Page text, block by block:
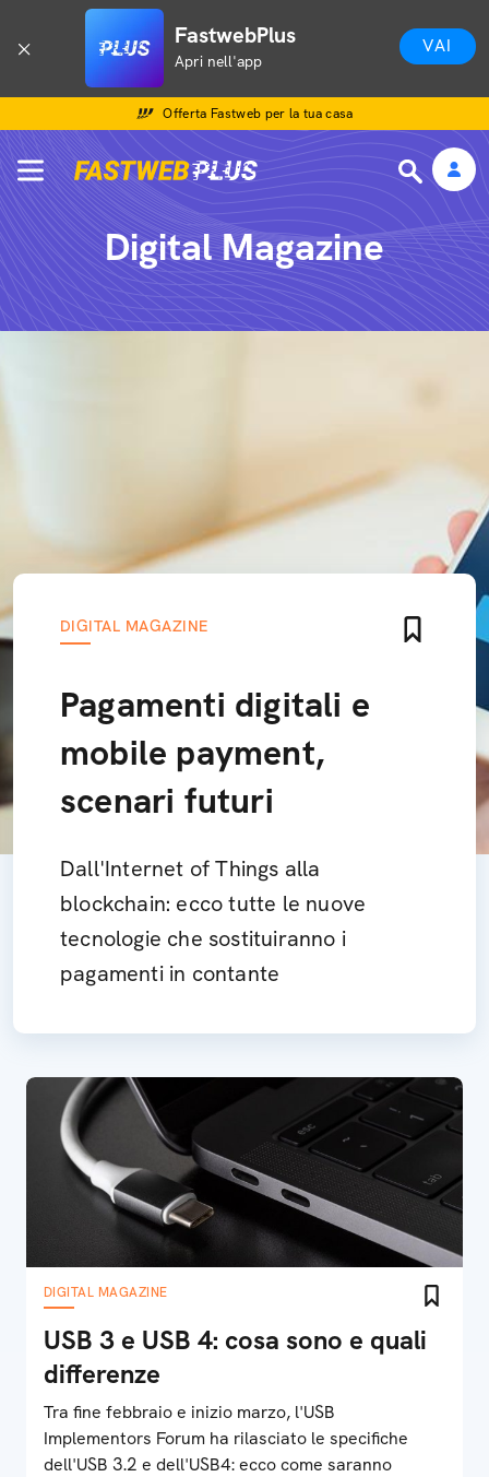
FastwebPlus
Apri nell'app
VAI
Offerta Fastweb per la tua casa
Digital Magazine
DIGITAL MAGAZINE
Pagamenti digitali e
mobile payment,
scenari futuri
Dall'Internet of Things alla
blockchain: ecco tutte le nuove
tecnologie che sostituiranno i
pagamenti in contante
DIGITAL MAGAZINE
USB 3 e USB 4: cosa sono e quali
differenze
Tra fine febbraio e inizio marzo, l'USB
Implementors Forum ha rilasciato le specifiche
dell'USB 3.2 e dell'USB4: ecco come saranno